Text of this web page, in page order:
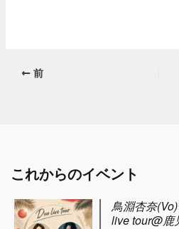
前
これからのイベント
鳥淵杏奈
live tour@鹿